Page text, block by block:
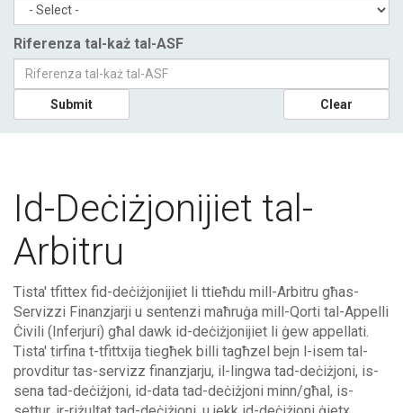
Riferenza tal-każ tal-ASF
Submit Clear
Id-Deċiżjonijiet tal-
Arbitru
Tista' tfittex fid-deċiżjonijiet li ttieħdu mill-Arbitru għas-
Servizzi Finanzjarji u sentenzi maħruġa mill-Qorti tal-Appelli
Ċivili (Inferjuri) għal dawk id-deċiżjonijiet li ġew appellati.
Tista' tirfina t-tfittxija tiegħek billi tagħzel bejn l-isem tal-
provditur tas-servizz finanzjarju, il-lingwa tad-deċiżjoni, is-
sena tad-deċiżjoni, id-data tad-deċiżjoni minn/għal, is-